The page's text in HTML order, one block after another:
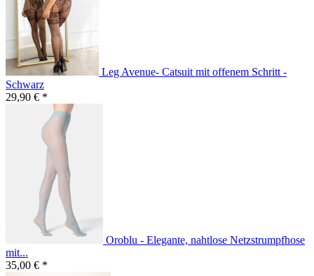
Leg Avenue- Catsuit mit offenem Schritt -
Schwarz
29,90 € *
Oroblu - Elegante, nahtlose Netzstrumpfhose
mit...
35,00 € *